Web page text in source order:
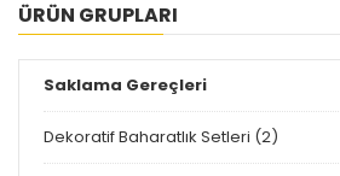
ÜRÜN GRUPLARI
Saklama Gereçleri
Dekoratif Baharatlık Setleri (2)